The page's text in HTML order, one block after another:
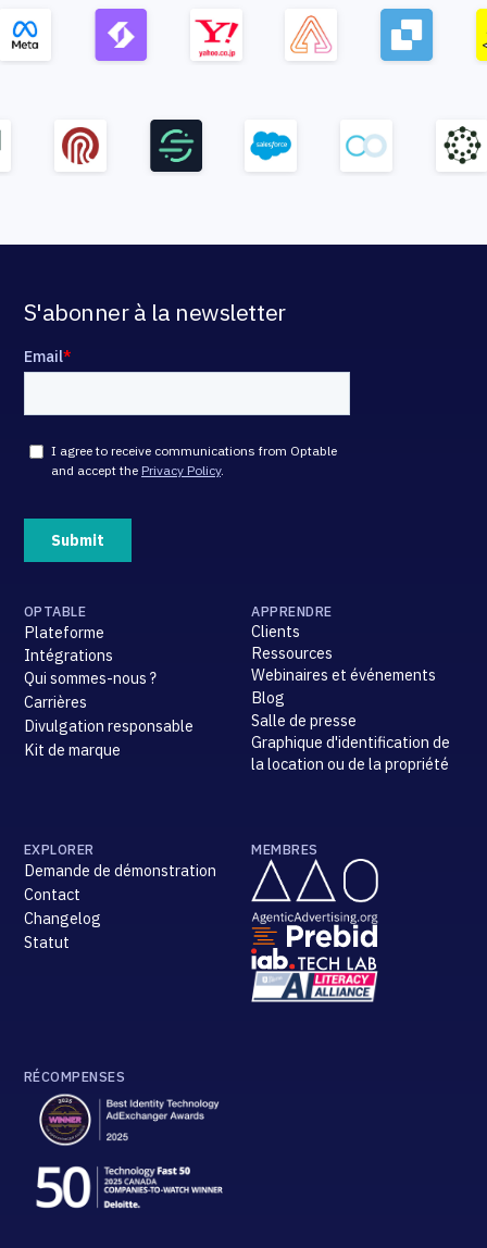
S'abonner à la newsletter
OPTABLE
Plateforme
Intégrations
Qui sommes-nous ?
Carrières
Divulgation responsable
Kit de marque
APPRENDRE
Clients
Ressources
Webinaires et événements
Blog
Salle de presse
Graphique d'identification de
la location ou de la propriété
EXPLORER
Demande de démonstration
Contact
Changelog
Statut
MEMBRES
RÉCOMPENSES